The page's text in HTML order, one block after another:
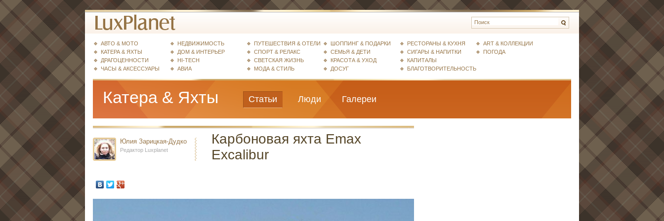
АВТО & МОТО
КАТЕРА & ЯХТЫ
ДРАГОЦЕННОСТИ
ЧАСЫ & АКСЕССУАРЫ
НЕДВИЖИМОСТЬ
ДОМ & ИНТЕРЬЕР
HI-TECH
АВИА
ПУТЕШЕСТВИЯ & ОТЕЛИ
СПОРТ & РЕЛАКС
СВЕТСКАЯ ЖИЗНЬ
МОДА & СТИЛЬ
ШОППИНГ & ПОДАРКИ
СЕМЬЯ & ДЕТИ
КРАСОТА & УХОД
ДОСУГ
РЕСТОРАНЫ & КУХНЯ
СИГАРЫ & НАПИТКИ
КАПИТАЛЫ
БЛАГОТВОРИТЕЛЬНОСТЬ
ART & КОЛЛЕКЦИИ
ПОГОДА
Катера & Яхты Статьи Люди Галереи
Юлия Зарицкая-Дудко
Редактор Luxplanet
Карбоновая яхта Emax
Excalibur